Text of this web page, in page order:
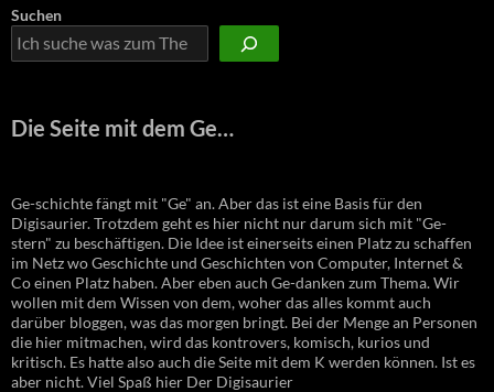
Suchen
Die Seite mit dem Ge…
Ge-schichte fängt mit "Ge" an. Aber das ist eine Basis für den
Digisaurier. Trotzdem geht es hier nicht nur darum sich mit "Ge-
stern" zu beschäftigen. Die Idee ist einerseits einen Platz zu schaffen
im Netz wo Geschichte und Geschichten von Computer, Internet &
Co einen Platz haben. Aber eben auch Ge-danken zum Thema. Wir
wollen mit dem Wissen von dem, woher das alles kommt auch
darüber bloggen, was das morgen bringt. Bei der Menge an Personen
die hier mitmachen, wird das kontrovers, komisch, kurios und
kritisch. Es hatte also auch die Seite mit dem K werden können. Ist es
aber nicht. Viel Spaß hier Der Digisaurier